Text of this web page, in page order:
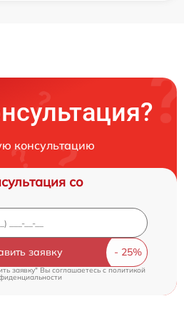
консультацию
со
заявку
заявку" Вы соглашаетесь c политикой